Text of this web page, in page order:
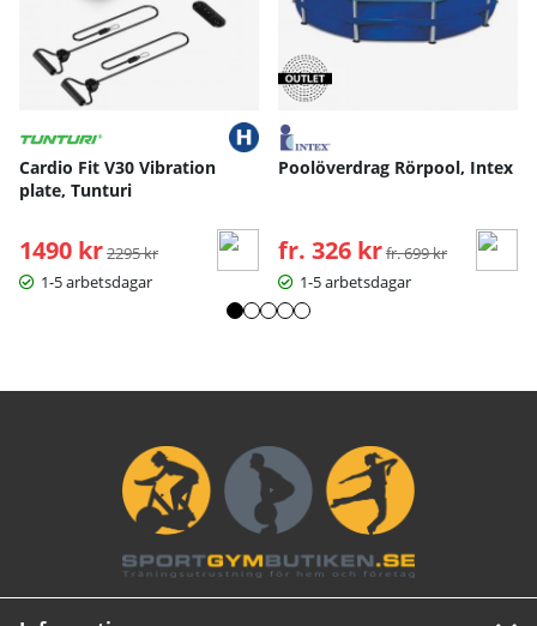
Cardio Fit V30 Vibration
plate, Tunturi
1490 kr Ordinarie pris:
2295 kr
1-5 arbetsdagar
Poolöverdrag Rörpool, Intex
fr. 326 kr Ordinarie pris:
fr. 699 kr
1-5 arbetsdagar